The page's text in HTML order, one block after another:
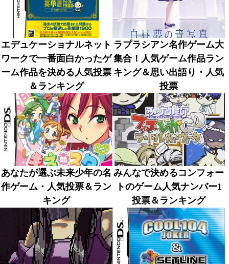
エデュケーショナルネット
ワークで一番面白かったゲ
ーム作品を決める人気投票
＆ランキング
ラプラシアン名作ゲーム大
集合！人気ゲーム作品ラン
キング＆思い出語り・人気
投票
あなたが選ぶ未来少年の名
作ゲーム・人気投票＆ラン
キング
みんなで決めるコンフォー
トのゲーム人気ナンバー1
投票＆ランキング